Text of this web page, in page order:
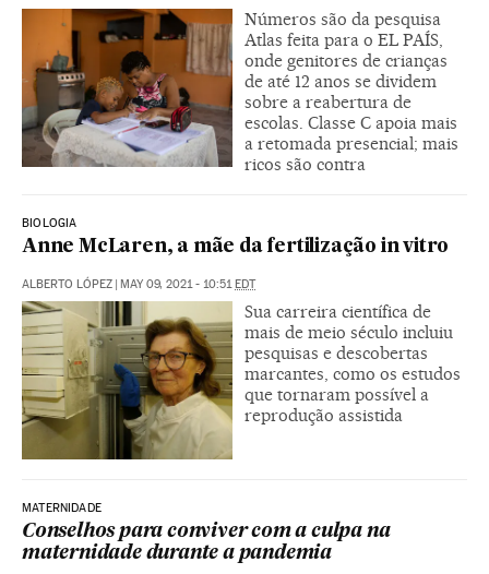
Números são da pesquisa
Atlas feita para o EL PAÍS,
onde genitores de crianças
de até 12 anos se dividem
sobre a reabertura de
escolas. Classe C apoia mais
a retomada presencial; mais
ricos são contra
BIOLOGIA
Anne McLaren, a mãe da fertilização in vitro
ALBERTO LÓPEZ | MAY 09, 2021 - 10:51EDT
Sua carreira científica de
mais de meio século incluiu
pesquisas e descobertas
marcantes, como os estudos
que tornaram possível a
reprodução assistida
MATERNIDADE
Conselhos para conviver com a culpa na
maternidade durante a pandemia